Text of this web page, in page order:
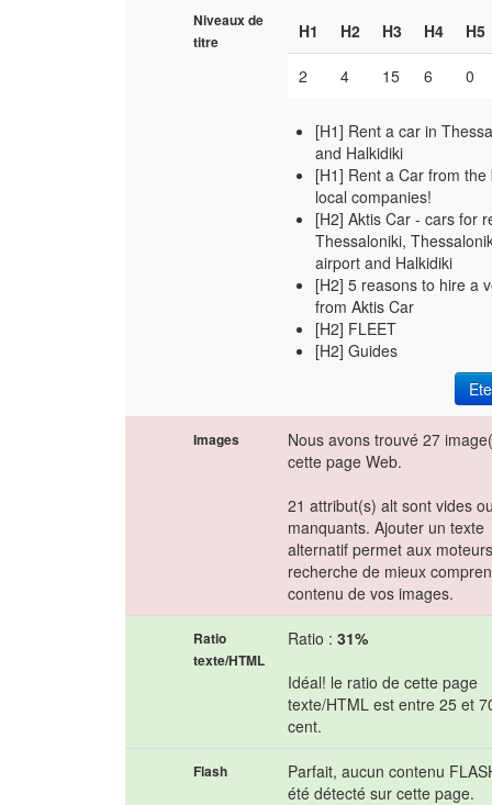
Niveaux de
titre
H1 H2 H3 H4 H5
2 4 15 6 0
[H1] Rent a car in
and Halkidiki
[H1] Rent a Car from the
local companies!
[H2] Aktis Car - cars for
Thessaloniki,
airport and Halkidiki
[H2] 5 reasons to hire a
from Aktis Car
[H2] FLEET
[H2] Guides
Images
Nous avons trouvé 27
cette page Web.
21 attribut(s) alt sont vides
manquants. Ajouter un texte
alternatif permet aux
recherche de mieux
contenu de vos images.
Ratio
texte/HTML
Ratio :31%
Idéal! le ratio de cette page
texte/HTML est entre 25 et
cent.
Flash
Parfait, aucun contenu
été détecté sur cette page.